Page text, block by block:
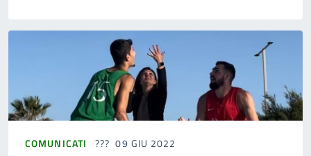
COMUNICATI 09 GIU 2022